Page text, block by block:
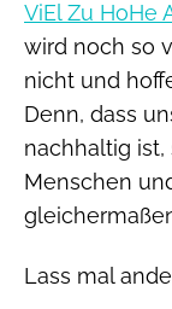
ViEl Zu HoHe
wird noch so
nicht und
Denn, dass
nachhaltig
Menschen
Lass mal